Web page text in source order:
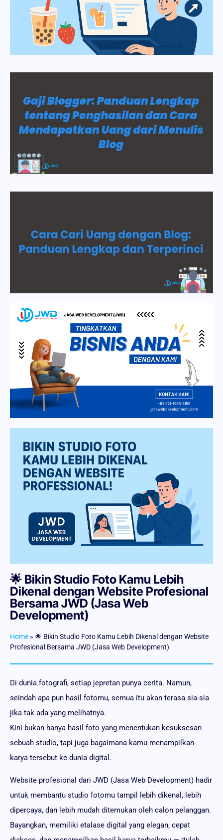
🌟 Bikin Studio Foto Kamu Lebih
Dikenal dengan Website Profesional
Bersama JWD (Jasa Web
Development)
Home » 🌟 Bikin Studio Foto Kamu Lebih Dikenal dengan Website
Profesional Bersama JWD (Jasa Web Development)
Di dunia fotografi, setiap jepretan punya cerita. Namun,
seindah apa pun hasil fotomu, semua itu akan terasa sia-sia
jika tak ada yang melihatnya.
Kini bukan hanya hasil foto yang menentukan kesuksesan
sebuah studio, tapi juga bagaimana kamu menampilkan
karya tersebut ke dunia digital.
Website profesional dari JWD (Jasa Web Development) hadir
untuk membantu studio fotomu tampil lebih dikenal, lebih
dipercaya, dan lebih mudah ditemukan oleh calon pelanggan.
Bayangkan, memiliki etalase digital yang elegan, cepat